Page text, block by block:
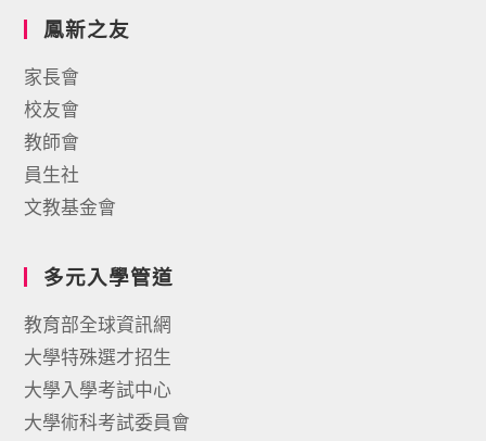
鳳新之友
家長會
校友會
教師會
員生社
文教基金會
多元入學管道
教育部全球資訊網
大學特殊選才招生
大學入學考試中心
大學術科考試委員會